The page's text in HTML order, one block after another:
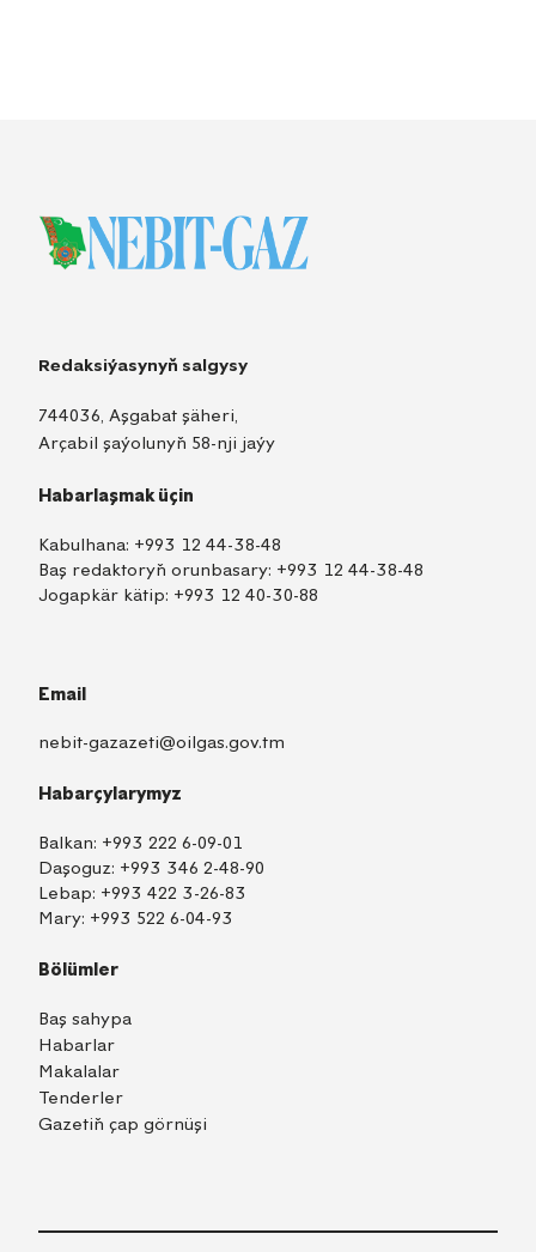
Redaksiýasynyň salgysy
744036, Aşgabat şäheri,
Arçabil şaýolunyň 58-nji jaýy
Habarlaşmak üçin
Kabulhana: +993 12 44-38-48
Baş redaktoryň orunbasary: +993 12 44-38-48
Jogapkär kätip: +993 12 40-30-88
Email
nebit-gazazeti@oilgas.gov.tm
Habarçylarymyz
Balkan: +993 222 6-09-01
Daşoguz: +993 346 2-48-90
Lebap: +993 422 3-26-83
Mary: +993 522 6-04-93
Bölümler
Baş sahypa
Habarlar
Makalalar
Tenderler
Gazetiň çap görnüşi